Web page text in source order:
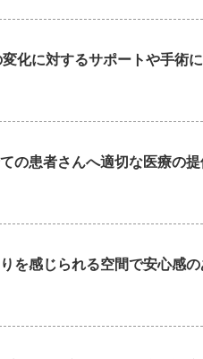
化に対するサポートや手術
の患者さんへ適切な医療の
を感じられる空間で安心感